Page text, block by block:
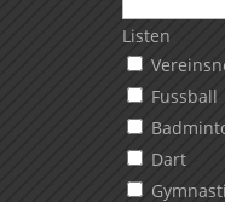
Listen
Fussball
Dart